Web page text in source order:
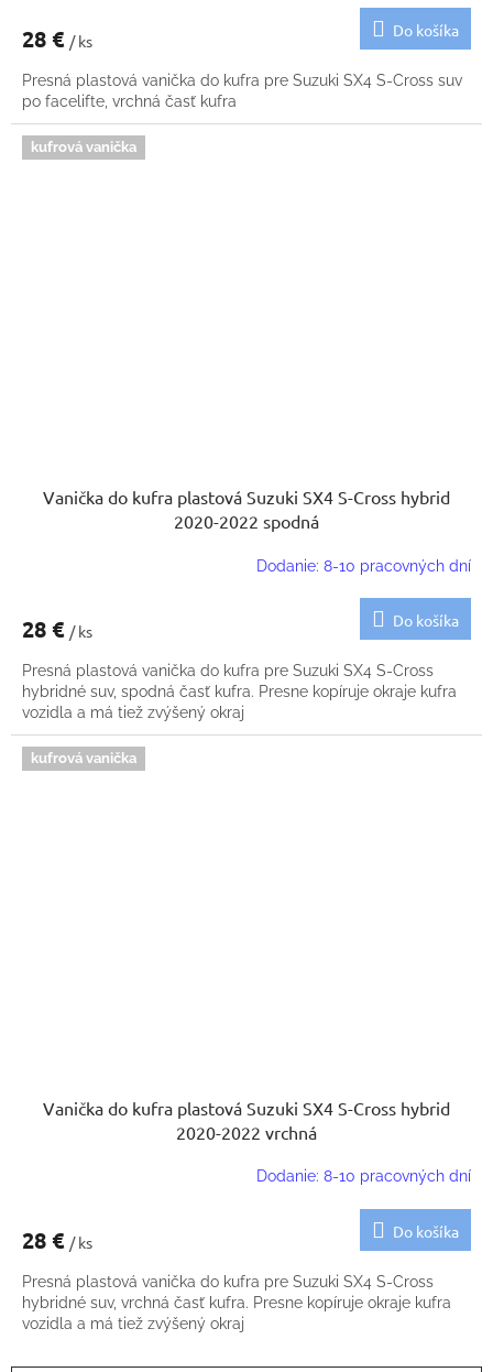
28 € / ks
Do košíka
Presná plastová vanička do kufra pre Suzuki SX4 S-Cross suv
po facelifte, vrchná časť kufra
kufrová vanička
Vanička do kufra plastová Suzuki SX4 S-Cross hybrid
2020-2022 spodná
Dodanie: 8-10 pracovných dní
28 € / ks
Do košíka
Presná plastová vanička do kufra pre Suzuki SX4 S-Cross
hybridné suv, spodná časť kufra. Presne kopíruje okraje kufra
vozidla a má tiež zvýšený okraj
kufrová vanička
Vanička do kufra plastová Suzuki SX4 S-Cross hybrid
2020-2022 vrchná
Dodanie: 8-10 pracovných dní
28 € / ks
Do košíka
Presná plastová vanička do kufra pre Suzuki SX4 S-Cross
hybridné suv, vrchná časť kufra. Presne kopíruje okraje kufra
vozidla a má tiež zvýšený okraj